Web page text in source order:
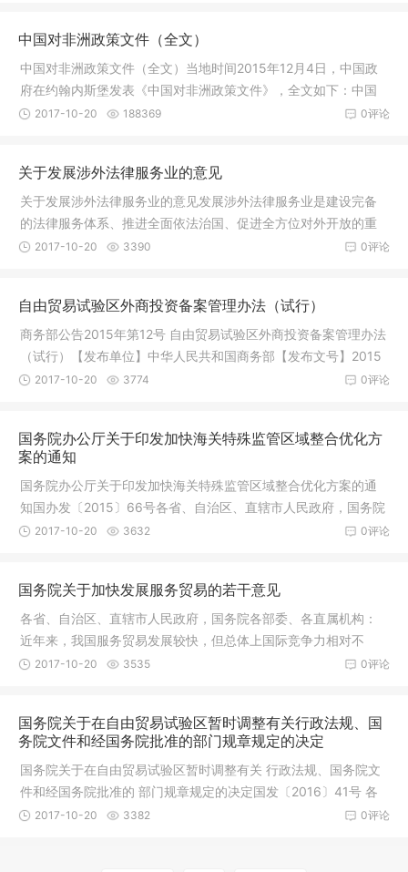
中国对非洲政策文件（全文）
中国对非洲政策文件（全文）当地时间2015年12月4日，中国政
府在约翰内斯堡发表《中国对非洲政策文件》，全文如下：中国
对非洲政
0评论
2017-10-20 188369
关于发展涉外法律服务业的意见
关于发展涉外法律服务业的意见发展涉外法律服务业是建设完备
的法律服务体系、推进全面依法治国、促进全方位对外开放的重
要举措。
0评论
2017-10-20 3390
自由贸易试验区外商投资备案管理办法（试行）
商务部公告2015年第12号 自由贸易试验区外商投资备案管理办法
（试行）【发布单位】中华人民共和国商务部【发布文号】2015
年第12
0评论
2017-10-20 3774
国务院办公厅关于印发加快海关特殊监管区域整合优化方
案的通知
国务院办公厅关于印发加快海关特殊监管区域整合优化方案的通
知国办发〔2015〕66号各省、自治区、直辖市人民政府，国务院
各部委、
0评论
2017-10-20 3632
国务院关于加快发展服务贸易的若干意见
各省、自治区、直辖市人民政府，国务院各部委、各直属机构：
近年来，我国服务贸易发展较快，但总体上国际竞争力相对不
足，仍是对
0评论
2017-10-20 3535
国务院关于在自由贸易试验区暂时调整有关行政法规、国
务院文件和经国务院批准的部门规章规定的决定
国务院关于在自由贸易试验区暂时调整有关 行政法规、国务院文
件和经国务院批准的 部门规章规定的决定国发〔2016〕41号 各
省、自
0评论
2017-10-20 3382